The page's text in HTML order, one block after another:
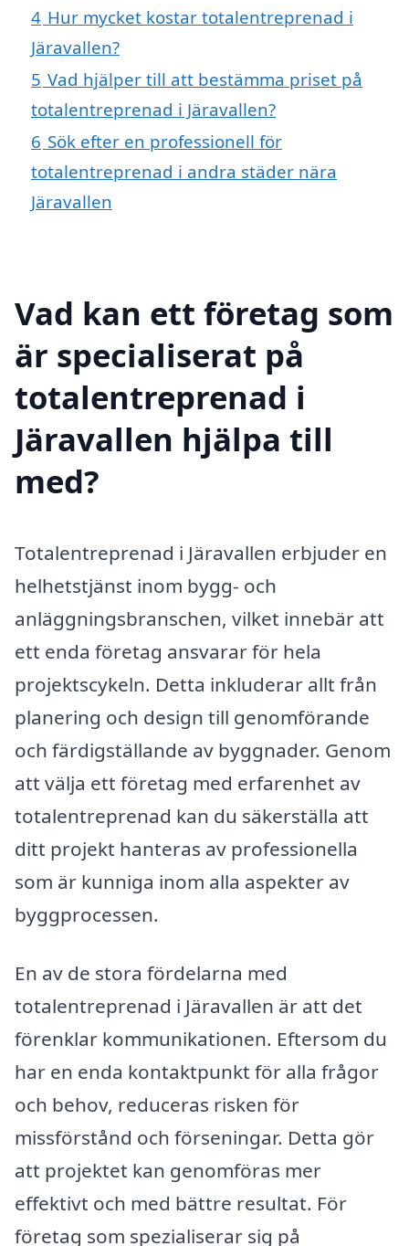
4 Hur mycket kostar totalentreprenad i
Järavallen?
5 Vad hjälper till att bestämma priset på
totalentreprenad i Järavallen?
6 Sök efter en professionell för
totalentreprenad i andra städer nära
Järavallen
Vad kan ett företag som
är specialiserat på
totalentreprenad i
Järavallen hjälpa till
med?
Totalentreprenad i Järavallen erbjuder en
helhetstjänst inom bygg- och
anläggningsbranschen, vilket innebär att
ett enda företag ansvarar för hela
projektscykeln. Detta inkluderar allt från
planering och design till genomförande
och färdigställande av byggnader. Genom
att välja ett företag med erfarenhet av
totalentreprenad kan du säkerställa att
ditt projekt hanteras av professionella
som är kunniga inom alla aspekter av
byggprocessen.
En av de stora fördelarna med
totalentreprenad i Järavallen är att det
förenklar kommunikationen. Eftersom du
har en enda kontaktpunkt för alla frågor
och behov, reduceras risken för
missförstånd och förseningar. Detta gör
att projektet kan genomföras mer
effektivt och med bättre resultat. För
företag som spezialiserar sig på